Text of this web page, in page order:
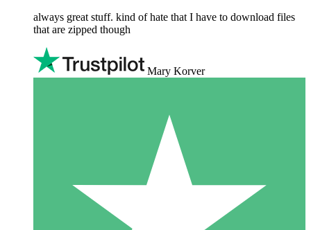
always great stuff. kind of hate that I have to download files
that are zipped though
Mary Korver